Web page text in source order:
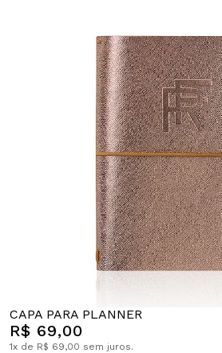
CAPA PARA PLANNER
R$ 69,00
1x de R$ 69,00 sem juros.